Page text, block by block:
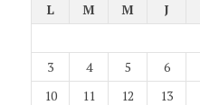
L
M M J
3
4 5 6
10
11 12 13